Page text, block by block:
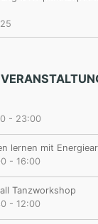
- 23:00
lernen mit
- 16:00
Tanzworkshop
- 12:00